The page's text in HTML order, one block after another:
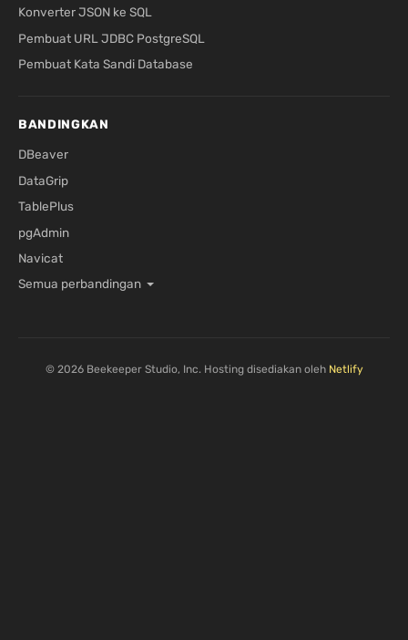
Konverter JSON ke SQL
Pembuat URL JDBC PostgreSQL
Pembuat Kata Sandi Database
BANDINGKAN
DBeaver
DataGrip
TablePlus
pgAdmin
Navicat
Semua perbandingan
© 2026 Beekeeper Studio, Inc. Hosting disediakan oleh Netlify